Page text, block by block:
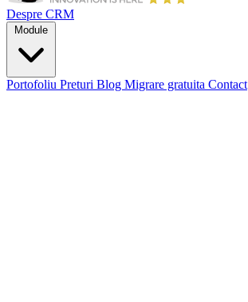
Despre CRM
Module
Portofoliu Preturi Blog Migrare gratuita Contact